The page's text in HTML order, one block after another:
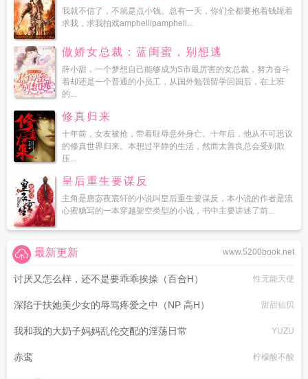
我就不信了，不就是点小钱。总有一天，你们全都要抱着钱跪着
求我，求我拍戏amphellipamphell...
傲娇女总裁：蓝闺蜜，别想逃
薛小甜，一个梦想自己能够成为S市最厉害的女总裁，努力奋斗
着却还是一个普通的小员工，从国外勉强留学回国后，在上班
的...
修真归来
十年前，女友被抢，带着耻辱意外身亡。十年后，他从不可思议
的修真世界归来。本想过平静的生活，然而太善良总会受到欺
压...
皇后重生要谋反
主角是唐宓夜宸轩的小说叫皇后重生要谋反，本小说的作者是流
心蜜糖写的一本穿越架空类型的小说，书中主要讲述了前...
www.5200book.net
最新更新
讨厌又怎么样，还不是要乖乖挨操（百合H） 性无能天使
深陷于扶她美少女的辱骂疼爱之中（NP 高H） 甜甜仙贝
我和我的大奶子妈妈乱伦交配的淫荡日常 YUZU
赤鸾 柠檬酸不酸